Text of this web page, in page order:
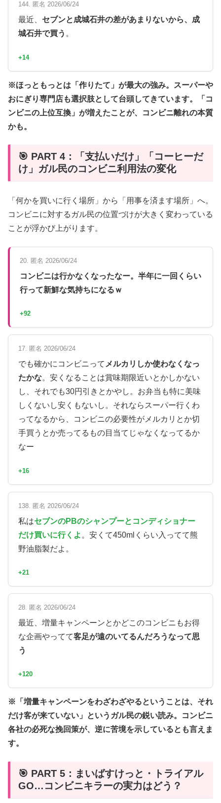
144. 匿名 2026/06/24
最近、 セブンと成城石井の差があまりないから、成
城石井で買う 。
+14
※ほっともっとは「作りたて」が最大の強み。スーパーや
おにぎり専門店も選択肢として台頭してきています。「コ
ンビニの上位互換」が増えたことが、コンビニ離れの本質
かも。
🎯 PART 4：「支払いだけ」「コーヒーだ
け」ガル民のコンビニ利用法の変化
「何かを買いに行く場所」から「用事を済ます場所」へ。
コンビニに対するガル民の位置づけが大きく変わっている
ことが浮かび上がります。
20. 匿名 2026/06/24
コンビニは行かなくなったなー。半年に一回くらい
行って新鮮な気持ちになるｗ
+92
17. 匿名 2026/06/24
でも確かにコンビニって メルカリしか使わなくなっ
たかな。安くなることは賞味期限近いとかしかない
し、それでも30円引きとかやし。お弁当も特に美味
しくないし安くもないし。それならスーパー行くわ
ってなるから、コンビニの必要性がメルカリとか切
手買うとか売ってるもの目当てじゃなくなってるか
なー
+16
138. 匿名 2026/06/24
私はセブンのPBのシャンプーとコンディショナー
だけ買いに行くよ 。安くて450mlくらい入ってて熊
野油脂製だよ。
+21
28. 匿名 2026/06/24
最近、増量キャンペーンとかどこのコンビニもお得
な企画やってて客足が遠のいてるんだろうなって思
う
+120
※「増量キャンペーンをわざわざやるということは、それ
だけ客が来ていない」というガル民の鋭い読み。コンビニ
各社の必死な挽回策が、逆に苦境を示しているとも言えま
す。
🎯 PART 5：まいばすけっと・トライアル
GO…コンビニキラーの実力はどう？